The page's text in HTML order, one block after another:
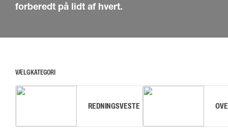
forberedt på lidt af hvert.
VÆLG KATEGORI
REDNINGSVESTE